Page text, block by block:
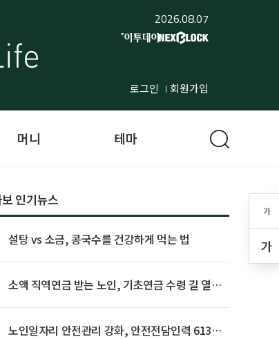
2026.08.07
로그인 회원가입
가
가
머니 테마
인기뉴스
설탕 vs 소금, 콩국수를 건강하게 먹는 법
소액 직역연금 받는 노인, 기초연금 수령 길 열린
노인일자리 안전관리 강화, 안전전담인력 613명